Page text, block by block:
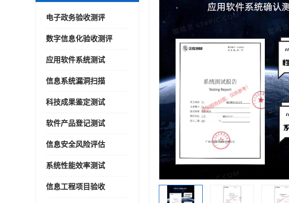
电子政务验收测评
数字信息化验收测评
应用软件系统测试
信息系统漏洞扫描
科技成果鉴定测试
软件产品登记测试
信息安全风险评估
系统性能效率测试
信息工程项目验收